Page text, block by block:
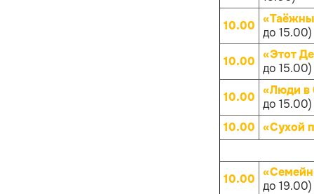
10.00 до 15.00)
10.00 «Этот
до 15.00)
10.00 «Люди в
до 15.00)
10.00 «Сухой
10.00 до 19.00)